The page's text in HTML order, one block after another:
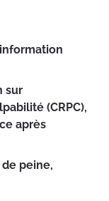
sur
(CRPC),
après
peine,